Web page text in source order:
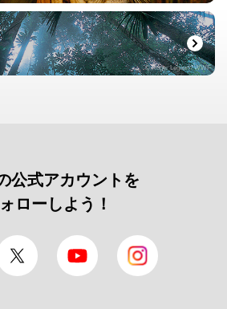
© Roger Leguen / WWF
公式アカウントを
ローしよう！
Twitter YouTube